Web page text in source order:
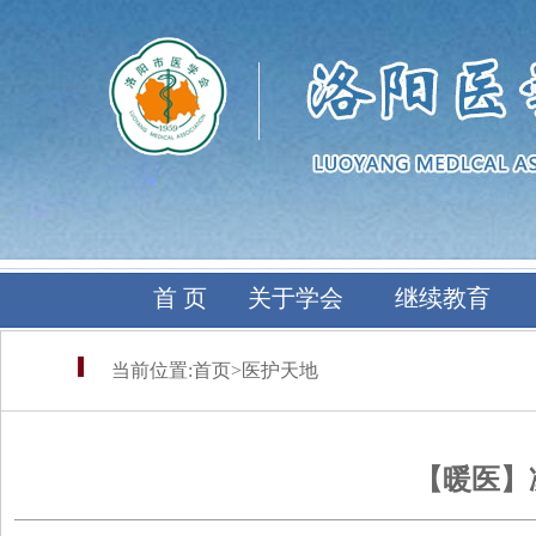
首 页 关于学会 继续教育
当前位置:首页>医护天地
【暖医